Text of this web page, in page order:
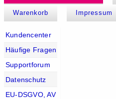
Warenkorb Impressum
Kundencenter
Häufige Fragen
Supportforum
Datenschutz
EU-DSGVO, AV